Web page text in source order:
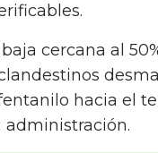
cercana al
hacia el